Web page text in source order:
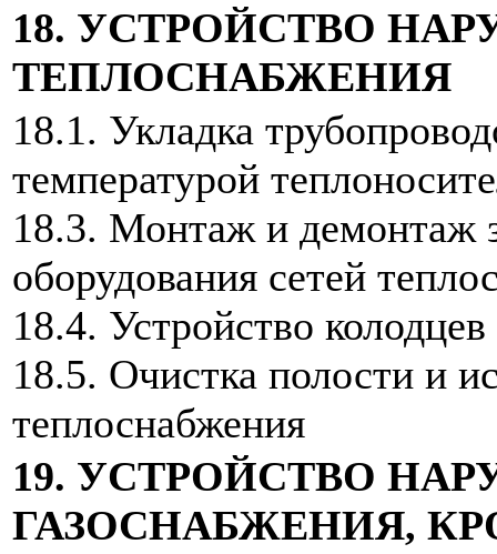
18. УСТРОЙСТВО
ТЕПЛОСНАБЖЕНИЯ
18.1. Укладка
температурой
18.3. Монтаж и демонтаж
оборудования сетей
18.4. Устройство
18.5. Очистка полости и
теплоснабжения
19. УСТРОЙСТВО
ГАЗОСНАБЖЕНИЯ,